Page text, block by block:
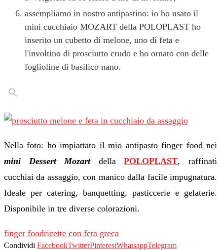
assempliamo in nostro antipastino: io ho usato il
mini cucchiaio MOZART della POLOPLAST ho
inserito un cubetto di melone, uno di feta e
l'involtino di prosciutto crudo e ho ornato con delle
foglioline di basilico nano.
Nella foto: ho impiattato il mio antipasto finger food nei
mini Dessert MozartdellaPOLOPLAST, raffinati
cucchiai da assaggio, con manico dalla facile impugnatura.
Ideale per catering, banquetting, pasticcerie e gelaterie.
Disponibile in tre diverse colorazioni.
finger foodricette con feta greca
Condividi FacebookTwitterPinterestWhatsappTelegram